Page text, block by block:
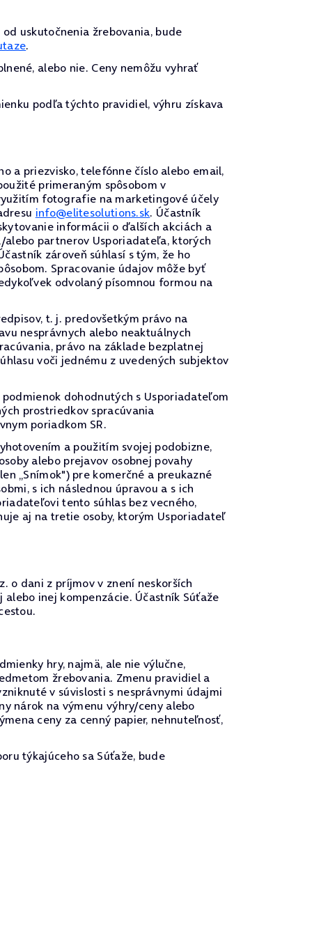
uskutočnenia žrebovania, bude
.
alebo nie. Ceny nemôžu vyhrať
podľa týchto pravidiel, výhru získava
a priezvisko, telefónne číslo alebo email,
primeraným spôsobom v
fotografie na marketingové účely
info@elitesolutions.sk. Účastník
informácii o ďalších akciách a
partnerov Usporiadateľa, ktorých
zároveň súhlasí s tým, že ho
Spracovanie údajov môže byť
odvolaný písomnou formou na
t. j. predovšetkým právo na
nesprávnych alebo neaktuálnych
právo na základe bezplatnej
voči jednému z uvedených subjektov
dohodnutých s Usporiadateľom
prostriedkov spracúvania
poriadkom SR.
a použitím svojej podobizne,
alebo prejavov osobnej povahy
„Snímok") pre komerčné a preukazné
s ich následnou úpravou a s ich
tento súhlas bez vecného,
aj na tretie osoby, ktorým Usporiadateľ
o dani z príjmov v znení neskorších
inej kompenzácie. Účastník Súťaže
hry, najmä, ale nie výlučne,
žrebovania. Zmenu pravidiel a
v súvislosti s nesprávnymi údajmi
nárok na výmenu výhry/ceny alebo
ceny za cenný papier, nehnuteľnosť,
týkajúceho sa Súťaže, bude